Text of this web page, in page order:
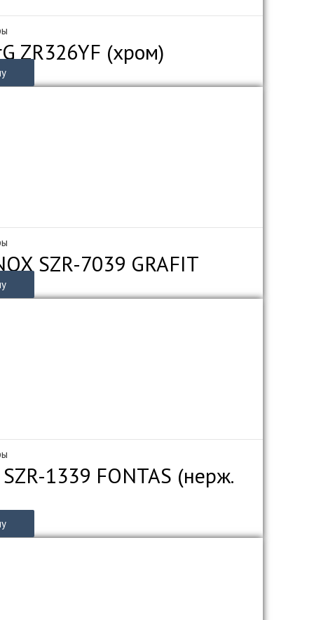
ZR326YF (хром)
SZR-7039 GRAFIT
1339 FONTAS (нерж.